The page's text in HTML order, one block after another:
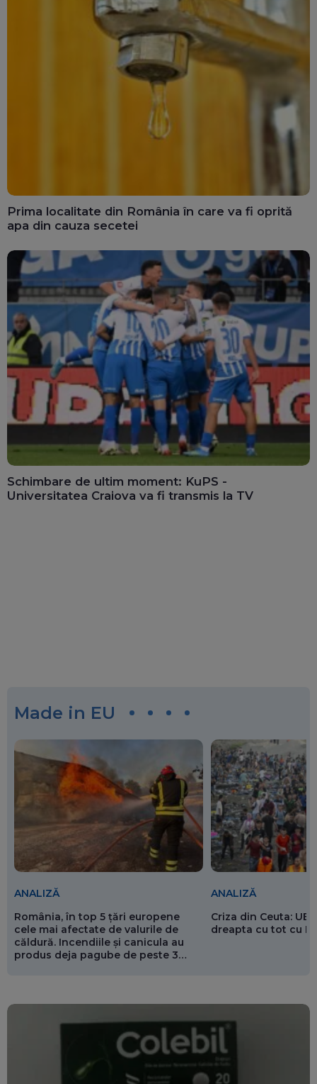
Prima localitate din România în care va fi oprită
apa din cauza secetei
Schimbare de ultim moment: KuPS -
Universitatea Craiova va fi transmis la TV
Made in EU
ANALIZĂ
România, în top 5 țări europene
cele mai afectate de valurile de
căldură. Incendiile și canicula au
produs deja pagube de peste 3
ANALIZĂ
Criza din Ceuta: UE
dreapta cu tot cu